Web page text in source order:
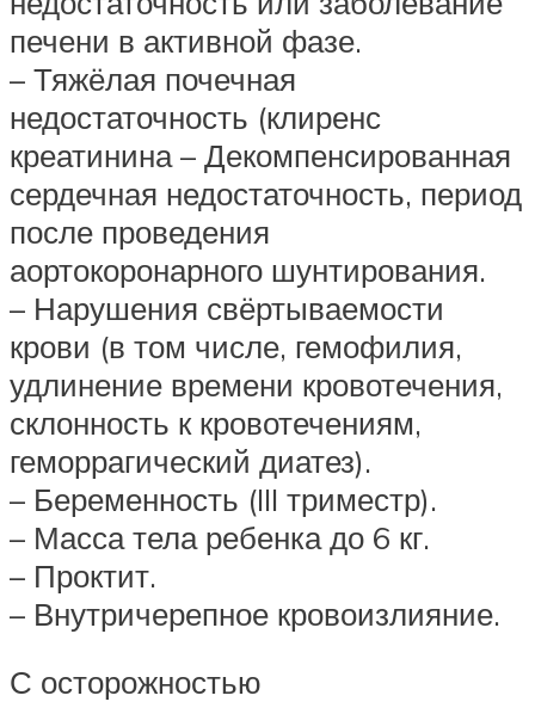
печени в активной фазе.
– Тяжёлая почечная
недостаточность (клиренс
креатинина – Декомпенсированная
сердечная недостаточность, период
после проведения
аортокоронарного шунтирования.
– Нарушения свёртываемости
крови (в том числе, гемофилия,
удлинение времени кровотечения,
склонность к кровотечениям,
геморрагический диатез).
– Беременность (III триместр).
– Масса тела ребенка до 6 кг.
– Проктит.
– Внутричерепное кровоизлияние.
С осторожностью